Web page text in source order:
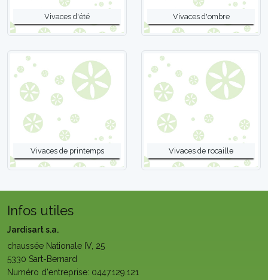
Vivaces d'été Vivaces d'ombre
Vivaces de printemps Vivaces de rocaille
Infos utiles
Jardisart s.a.
chaussée Nationale IV, 25
5330 Sart-Bernard
Numéro d'entreprise: 0447.129.121